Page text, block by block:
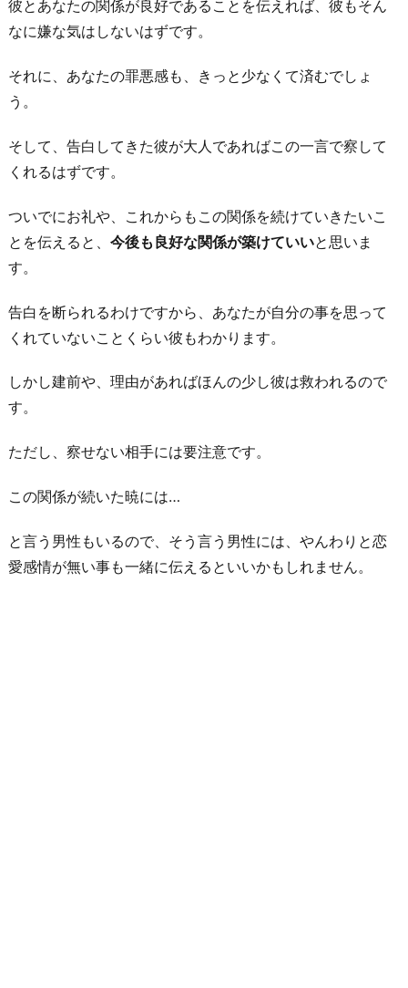
彼とあなたの関係が良好であることを伝えれば、彼もそん
なに嫌な気はしないはずです。
それに、あなたの罪悪感も、きっと少なくて済むでしょ
う。
そして、告白してきた彼が大人であればこの一言で察して
くれるはずです。
ついでにお礼や、これからもこの関係を続けていきたいこ
とを伝えると、 今後も良好な関係が築けていいと思いま
す。
告白を断られるわけですから、あなたが自分の事を思って
くれていないことくらい彼もわかります。
しかし建前や、理由があればほんの少し彼は救われるので
す。
ただし、察せない相手には要注意です。
この関係が続いた暁には…
と言う男性もいるので、そう言う男性には、やんわりと恋
愛感情が無い事も一緒に伝えるといいかもしれません。